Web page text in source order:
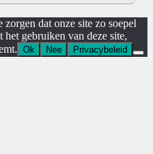
dat onze site zo soepel
gebruiken van deze site,
Ok Nee Privacybeleid